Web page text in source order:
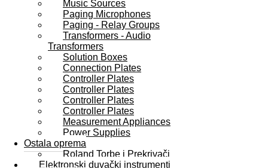
Music Sources
Paging Microphones
Paging - Relay Groups
Transformers - Audio
Transformers
Solution Boxes
Connection Plates
Controller Plates
Controller Plates
Controller Plates
Controller Plates
Measurement Appliances
Power Supplies
Ostala oprema
Roland Torbe i Prekrivači
Elektronski duvački instrumenti